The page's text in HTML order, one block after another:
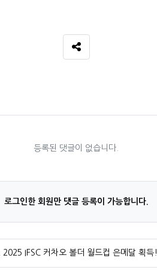
SNS 공유
등록된 댓글이 없습니다.
로그인한 회원만 댓글 등록이 가능합니다.
IFSC 커차오 볼더 월드컵 은메달 획득!